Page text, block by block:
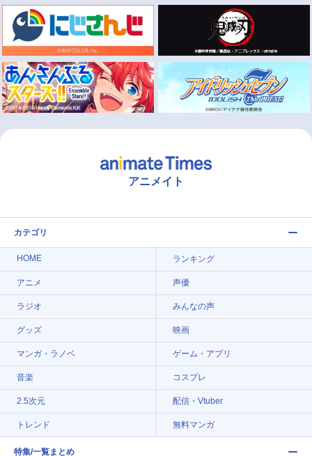
アニメイト
カテゴリ
HOME ランキング
アニメ 声優
ラジオ みんなの声
グッズ 映画
マンガ・ラノベ ゲーム・アプリ
音楽 コスプレ
2.5次元 配信・Vtuber
トレンド 無料マンガ
特集/一覧まとめ